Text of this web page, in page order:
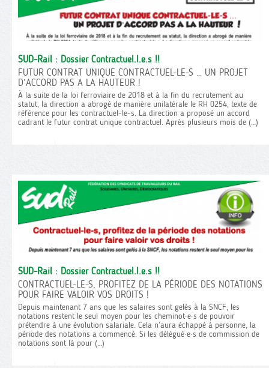
SUD-Rail : Dossier Contractuel.l.e.s !!
FUTUR CONTRAT UNIQUE CONTRACTUEL-LE-S … UN PROJET
D’ACCORD PAS A LA HAUTEUR !
À la suite de la loi ferroviaire de 2018 et à la fin du recrutement au
statut, la direction a abrogé de manière unilatérale le RH 0254, texte de
référence pour les contractuel-le-s. La direction a proposé un accord
cadrant le futur contrat unique contractuel. Après plusieurs mois de (…)
SUD-Rail : Dossier Contractuel.l.e.s !!
CONTRACTUEL-LE-S, PROFITEZ DE LA PÉRIODE DES NOTATIONS
POUR FAIRE VALOIR VOS DROITS !
Depuis maintenant 7 ans que les salaires sont gelés à la SNCF, les
notations restent le seul moyen pour les cheminot·e·s de pouvoir
prétendre à une évolution salariale. Cela n’aura échappé à personne, la
période des notations a commencé. Si les délégué·e·s de commission de
notations sont là pour (…)